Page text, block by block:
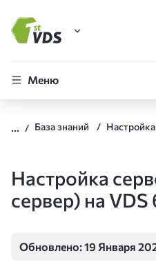
FirstVDS (вы здесь)
CLO
Меню
База знаний
Настройка
сервер) на
Обновлено: 19 Января